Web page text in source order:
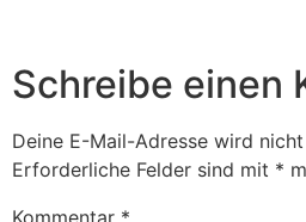
Schreibe einen
Deine E-Mail-Adresse wird
Erforderliche Felder sind mit *